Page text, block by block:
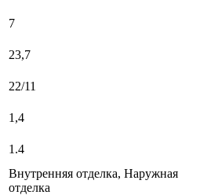
7
23,7
22/11
1,4
1.4
Внутренняя отделка, Наружная
отделка